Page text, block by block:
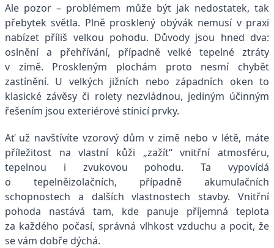
Ale pozor – problémem může být jak nedostatek, tak
přebytek světla. Plně prosklený obývák nemusí v praxi
nabízet příliš velkou pohodu. Důvody jsou hned dva:
oslnění a přehřívání, případně velké tepelné ztráty
v zimě. Proskleným plochám proto nesmí chybět
zastínění. U velkých jižních nebo západních oken to
klasické závěsy či rolety nezvládnou, jediným účinným
řešením jsou exteriérové stínicí prvky.
Ať už navštívíte vzorový dům v zimě nebo v létě, máte
příležitost na vlastní kůži „zažít“ vnitřní atmosféru,
tepelnou i zvukovou pohodu. Ta vypovídá
o tepelněizolačních, případně akumulačních
schopnostech a dalších vlastnostech stavby. Vnitřní
pohoda nastává tam, kde panuje příjemná teplota
za každého počasí, správná vlhkost vzduchu a pocit, že
se vám dobře dýchá.